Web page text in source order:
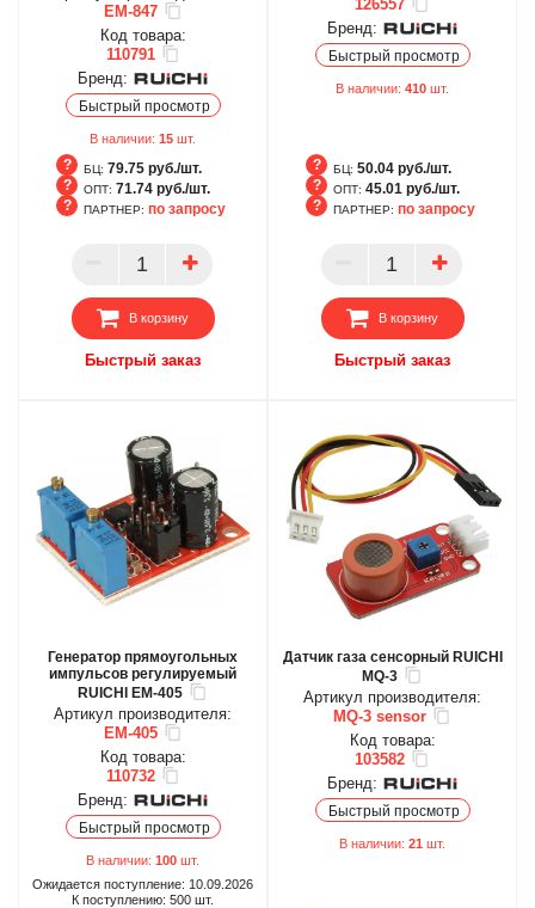
EM-847
Код товара:
110791
Бренд:
Быстрый просмотр
В наличии: 15 шт.
БЦ: 79.75 руб./шт.
ОПТ: 71.74 руб./шт.
ПАРТНЕР
ПАРТНЕР: по запросу
В корзину
Быстрый заказ
126557
Бренд:
Быстрый просмотр
В наличии: 410 шт.
БЦ: 50.04 руб./шт.
ОПТ: 45.01 руб./шт.
ПАРТНЕР
ПАРТНЕР: по запросу
В корзину
Быстрый заказ
Генератор прямоугольных
импульсов регулируемый
RUICHI EM-405
Артикул производителя:
EM-405
Код товара:
110732
Бренд:
Быстрый просмотр
В наличии: 100 шт.
Ожидается поступление: 10.09.2026
К поступлению: 500 шт.
Датчик газа сенсорный RUICHI
MQ-3
Артикул производителя:
MQ-3 sensor
Код товара:
103582
Бренд:
Быстрый просмотр
В наличии: 21 шт.